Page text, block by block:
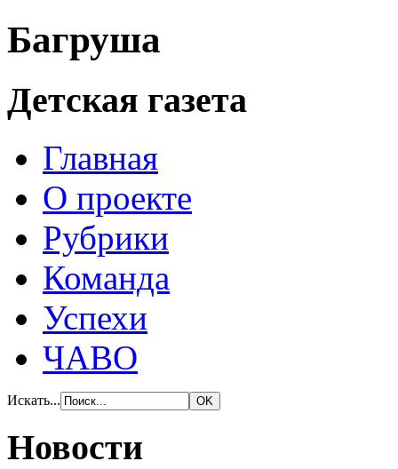
Багруша
Детская газета
Главная
О проекте
Рубрики
Команда
Успехи
ЧАВО
Искать...
Новости